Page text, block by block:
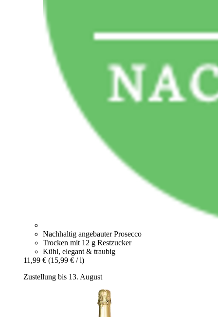
Nachhaltig angebauter Prosecco
Trocken mit 12 g Restzucker
Kühl, elegant & traubig
11,99 € (15,99 € / l)
Zustellung bis 13. August